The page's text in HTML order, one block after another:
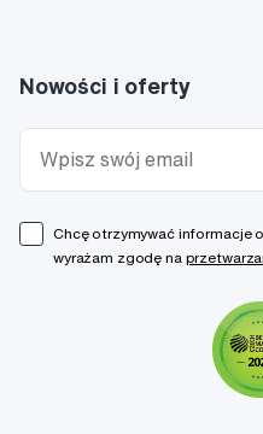
Nowości i oferty
Chcę otrzymywać informacje
wyrażam zgodę na